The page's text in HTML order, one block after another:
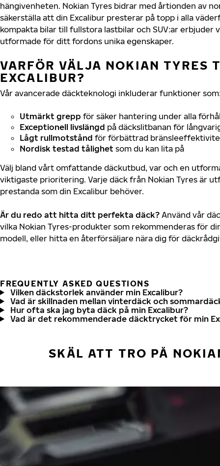
hängivenheten. Nokian Tyres bidrar med årtionden av
säkerställa att din Excalibur presterar på topp i alla
kompakta bilar till fullstora lastbilar och SUV:ar erbjuder
utformade för ditt fordons unika egenskaper.
VARFÖR VÄLJA NOKIAN TYRES
EXCALIBUR?
Vår avancerade däckteknologi inkluderar funktioner
Utmärkt grepp för säker hantering under alla
Exceptionell livslängd på däckslitbanan för
Lågt rullmotstånd för förbättrad
Nordisk testad tålighet som du kan lita på
Välj bland vårt omfattande däckutbud, var och en
viktigaste prioritering. Varje däck från Nokian Tyres är
prestanda som din Excalibur behöver.
Är du redo att hitta ditt perfekta däck? Använd vår
vilka Nokian Tyres-produkter som rekommenderas för
modell, eller hitta en återförsäljare nära dig för
FREQUENTLY ASKED QUESTIONS
Vilken däckstorlek använder min Excalibur?
Vad är skillnaden mellan vinterdäck och
Hur ofta ska jag byta däck på min Excalibur?
Vad är det rekommenderade däcktrycket för min
SKÄL ATT TRO PÅ